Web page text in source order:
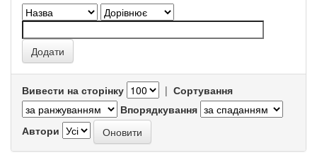
Вивести на сторінку | Сортування
Впорядкування
Автори